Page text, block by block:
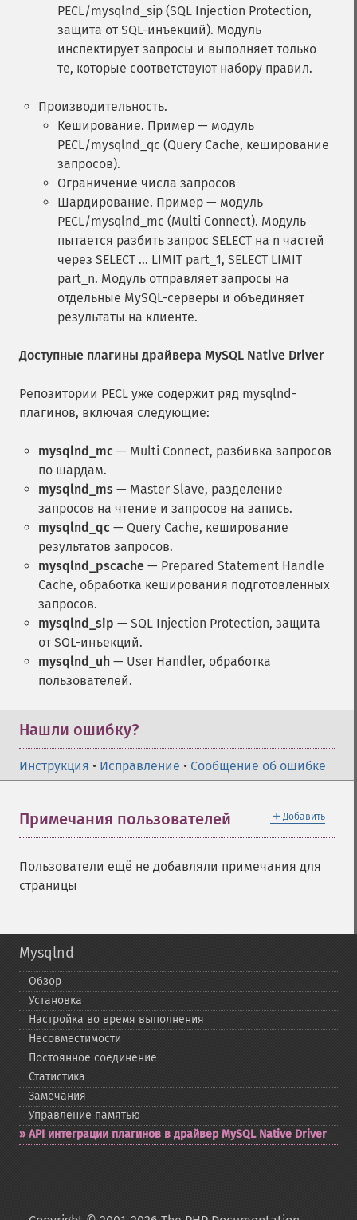
PECL/mysqlnd_sip (SQL Injection Protection,
защита от SQL-инъекций). Модуль
инспектирует запросы и выполняет только
те, которые соответствуют набору правил.
Производительность.
Кеширование. Пример — модуль
PECL/mysqlnd_qc (Query Cache, кеширование
запросов).
Ограничение числа запросов
Шардирование. Пример — модуль
PECL/mysqlnd_mc (Multi Connect). Модуль
пытается разбить запрос SELECT на n частей
через SELECT ... LIMIT part_1, SELECT LIMIT
part_n. Модуль отправляет запросы на
отдельные MySQL-серверы и объединяет
результаты на клиенте.
Доступные плагины драйвера MySQL Native Driver
Репозитории PECL уже содержит ряд mysqlnd-
плагинов, включая следующие:
mysqlnd_mc — Multi Connect, разбивка запросов
по шардам.
mysqlnd_ms — Master Slave, разделение
запросов на чтение и запросов на запись.
mysqlnd_qc — Query Cache, кеширование
результатов запросов.
mysqlnd_pscache — Prepared Statement Handle
Cache, обработка кеширования подготовленных
запросов.
mysqlnd_sip — SQL Injection Protection, защита
от SQL-инъекций.
mysqlnd_uh — User Handler, обработка
пользователей.
Нашли ошибку?
Инструкция • Исправление • Сообщение об ошибке
＋ Добавить
Примечания пользователей
Пользователи ещё не добавляли примечания для
страницы
Mysqlnd
Обзор
Установка
Настройка во время выполнения
Несовместимости
Постоянное соединение
Статистика
Замечания
Управление памятью
API интеграции плагинов в драйвер MySQL Native Driver